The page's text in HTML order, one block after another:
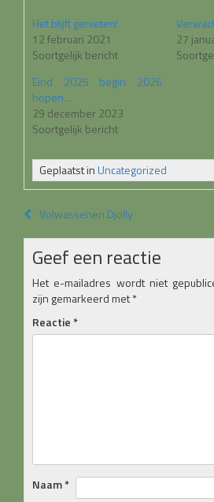
Het blijft genieten!
12 februari 2021
Soortgelijk bericht
27
Eind 2025 begin 2026
hopen…
29 december 2023
Soortgelijk bericht
Geplaatst inUncategorized
Bericht
navigatie
Volwassenen Djolly
Geef een reactie
Het e-mailadres wordt niet
zijn gemarkeerd met*
Reactie *
Naam*